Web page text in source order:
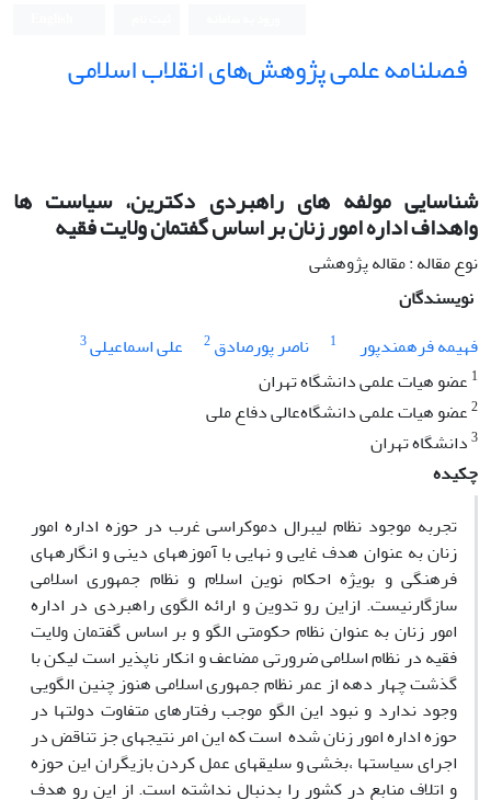
فصلنامه علمی پژوهش‌های انقلاب اسلامی
شناسایی مولفه های راهبردی دکترین، سیاست ها
واهداف اداره امور زنان بر اساس گفتمان ولایت فقیه
نوع مقاله : مقاله پژوهشی
نویسندگان
فهیمه فرهمندپور
1 ناصر پورصادق2 علی اسماعیلی3
1 عضو هیات علمی دانشگاه تهران
2عضو هیات علمی دانشگاه‌عالی دفاع ملی
3دانشگاه تهران
چکیده
تجربه موجود نظام لیبرال دموکراسی غرب در حوزه اداره امور
زنان به عنوان هدف غایی و نهایی با آموزه­های دینی و انگاره­های
فرهنگی و بویژه احکام نوین اسلام و نظام جمهوری اسلامی
سازگارنیست. ازاین رو تدوین و ارائه الگوی راهبردی در اداره
امور زنان به عنوان نظام حکومتی الگو و بر اساس گفتمان ولایت
فقیه در نظام اسلامی ضرورتی مضاعف و انکار ناپذیر است لیکن با
گذشت چهار دهه از عمر نظام جمهوری اسلامی هنوز چنین الگویی
وجود ندارد و نبود این الگو موجب رفتارهای متفاوت دولت­ها در
حوزه اداره امور زنان شده است که این امر نتیجه­ای جز تناقض در
اجرای سیاست­ها ،بخشی و سلیقه­ای عمل کردن بازیگران این حوزه
و اتلاف منابع در کشور را بدنبال نداشته است. از این رو هدف